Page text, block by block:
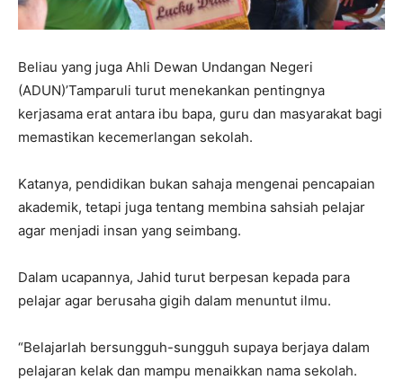
Beliau yang juga Ahli Dewan Undangan Negeri
(ADUN)’Tamparuli turut menekankan pentingnya
kerjasama erat antara ibu bapa, guru dan masyarakat bagi
memastikan kecemerlangan sekolah.
Katanya, pendidikan bukan sahaja mengenai pencapaian
akademik, tetapi juga tentang membina sahsiah pelajar
agar menjadi insan yang seimbang.
Dalam ucapannya, Jahid turut berpesan kepada para
pelajar agar berusaha gigih dalam menuntut ilmu.
“Belajarlah bersungguh-sungguh supaya berjaya dalam
pelajaran kelak dan mampu menaikkan nama sekolah.